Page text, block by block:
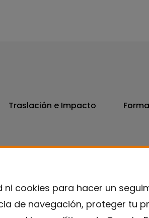
cookies para hacer un
de navegación, proteger tu
Traslación e Impacto